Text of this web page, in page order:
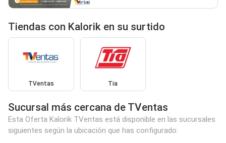
Tiendas con Kalorik en su surtido
TVentas Tia
Sucursal más cercana de TVentas
Esta Oferta Kalorik TVentas está disponible en las sucursales
siguientes según la ubicación que has configurado: